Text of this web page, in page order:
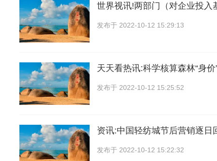
世界视讯!两部门（对企业投入
发布于 2022-10-12 15:29:13
天天看热讯:科学核算森林“身价
发布于 2022-10-12 15:25:52
资讯:中国轻纺城节后营销逐日
发布于 2022-10-12 15:22:32